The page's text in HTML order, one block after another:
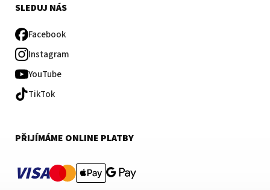
SLEDUJ NÁS
Facebook
Instagram
YouTube
TikTok
PŘIJÍMÁME ONLINE PLATBY
VISA